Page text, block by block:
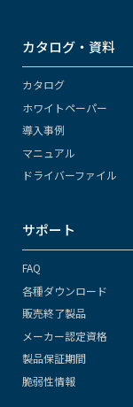
カタログ・資料
カタログ
ホワイトペーパー
導入事例
マニュアル
ドライバーファイル
サポート
FAQ
各種ダウンロード
販売終了製品
メーカー認定資格
製品保証期間
脆弱性情報